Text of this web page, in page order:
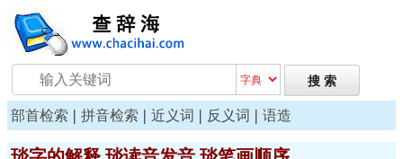
部首检索 | 拼音检索 | 近义词 | 反义词 | 语造